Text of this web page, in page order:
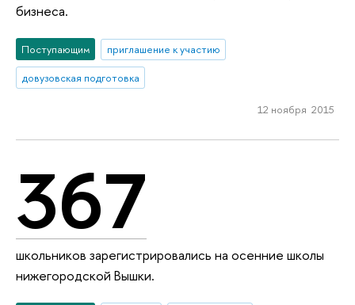
бизнеса.
Поступающим
приглашение к участию
довузовская подготовка
12 ноября 2015
367
школьников зарегистрировались на осенние школы
нижегородской Вышки.